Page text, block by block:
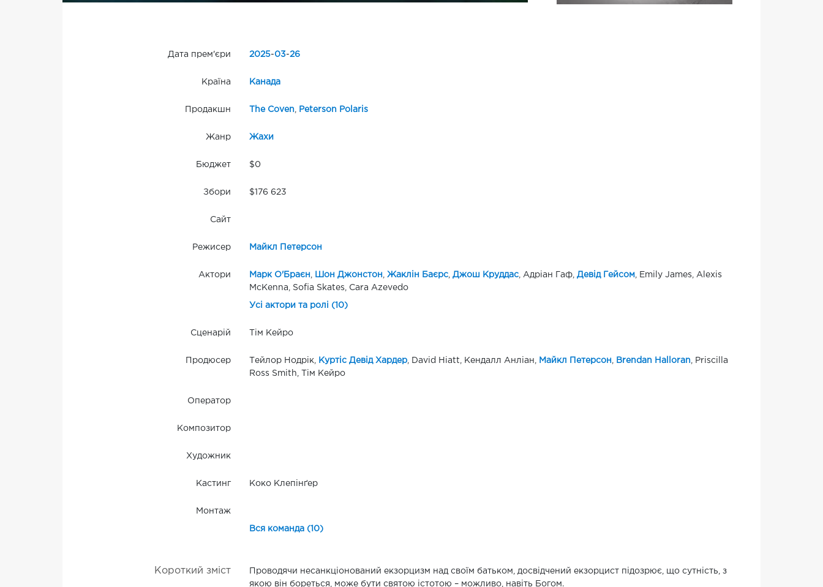
Дата прем'єри 2025-03-26
Країна Канада
Продакшн The Coven Peterson Polaris
Жанр Жахи
Бюджет $0
Збори $176 623
Сайт
Режисер Майкл Петерсон
Актори Марк О'Браєн Шон Джонстон Жаклін Баєрс, Джош Круддас, Адріан Гаф, Девід Гейсом
, Emily James, Alexis
McKenna, Sofia Skates, Cara Azevedo
Усі актори та ролі (10)
Сценарій Тім Кейро
Продюсер Тейлор Нодрік, Куртіс Девід Хардер, David Hiatt, Кендалл Анліан, Майкл Петерсон Brendan Halloran , Priscilla
Ross Smith, Тім Кейро
Оператор
Композитор
Художник
Кастинг Коко Клепінґер
Монтаж
Вся команда (10)
Короткий зміст
Проводячи несанкціонований екзорцизм над своїм батьком, досвідчений екзорцист підозрює, що сутність, з
якою він бореться, може бути святою істотою – можливо, навіть Богом.